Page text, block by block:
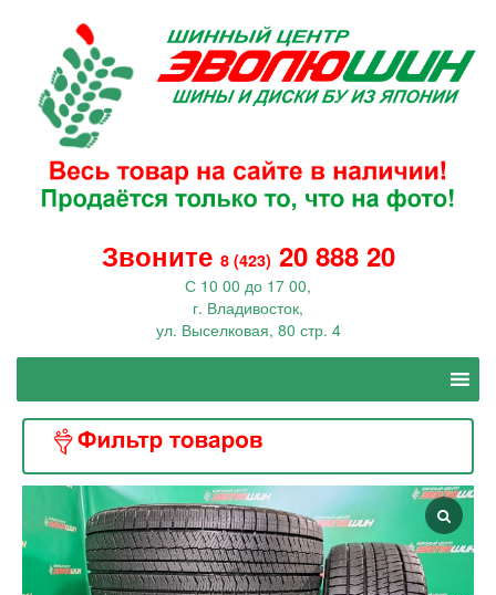
Звоните 8 (423) 20 888 20
С 10 00 до 17 00,
г. Владивосток,
ул. Выселковая, 80 стр. 4